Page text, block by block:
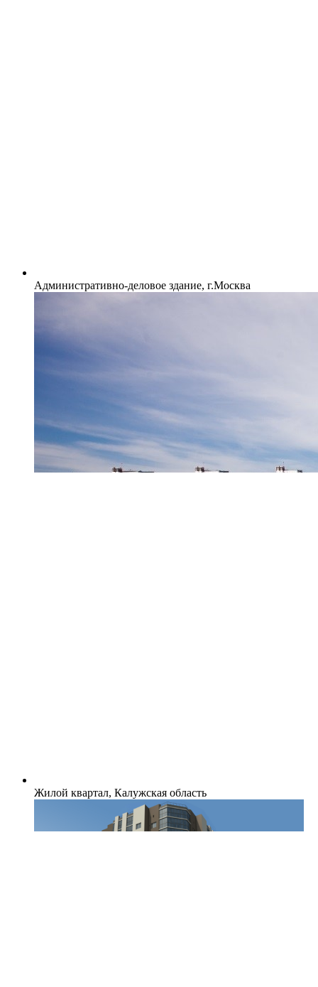
Административно-деловое здание, г.Москва
Жилой квартал, Калужская область